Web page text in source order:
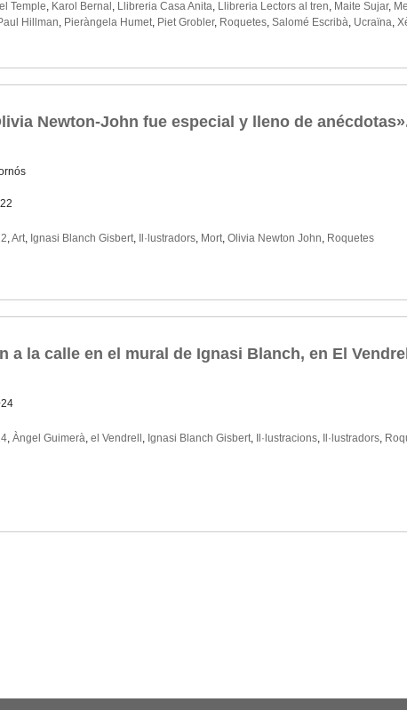
Temple, Karol Bernal , Llibreria Casa Anita, Llibreria Lectors al tren, Maite Sujar,
Hillman, Pieràngela Humet, Piet Grobler, Roquetes, Salomé Escribà, Ucraïna,
Newton-John fue especial y lleno de
,Art, Ignasi Blanch Gisbert, Il·lustradors, Mort, Olivia Newton John, Roquetes
a la calle en el mural de Ignasi Blanch, en El
, Àngel Guimerà, el Vendrell , Ignasi Blanch Gisbert, Il·lustracions, Il·lustradors,